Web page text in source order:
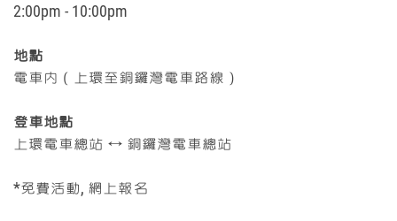
2:00pm - 10:00pm
地點
電車內（上環至銅鑼灣電車路線）
登車地點
上環電車總站 ↔ 銅鑼灣電車總站
*免費活動, 網上報名